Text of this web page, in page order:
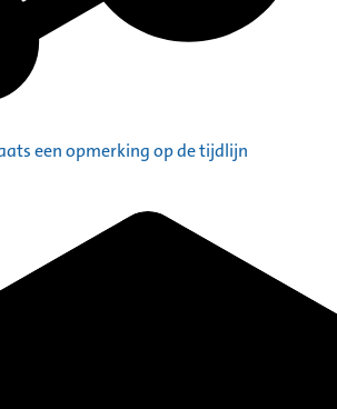
een opmerking op de tijdlijn